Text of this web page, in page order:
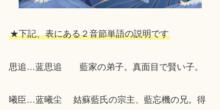
★下記、表にある２音節単語の説明です
思追…蓝思追 藍家の弟子。真面目で賢い子。
曦臣…蓝曦尘 姑蘇藍氏の宗主、藍忘機の兄。得